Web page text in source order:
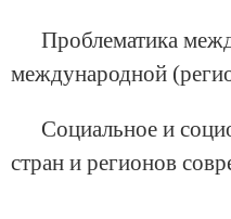
Проблематика
международной
Социальное и
стран и регионов